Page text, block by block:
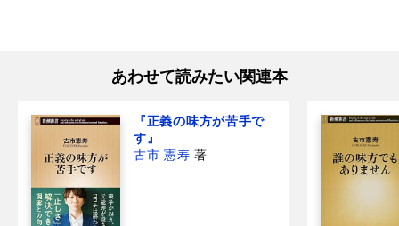
あわせて読みたい関連本
『正義の味方が苦手で
す』
古市 憲寿 著